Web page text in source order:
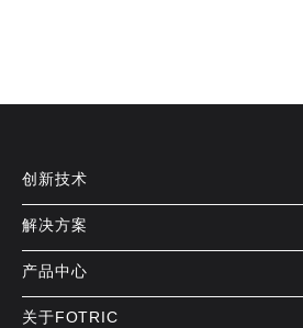
创新技术
解决方案
产品中心
关于FOTRIC